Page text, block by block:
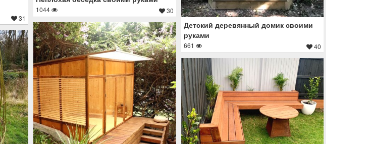
31
1044 30
Детский деревянный домик своими
руками
661 40